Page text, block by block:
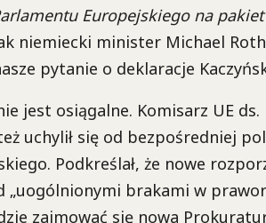
Europejskiego na
niemiecki minister Michael
pytanie o deklaracje
jest osiągalne. Komisarz UE ds.
uchylił się od bezpośredniej
Podkreślał, że nowe
brakami w
zajmować się nowa